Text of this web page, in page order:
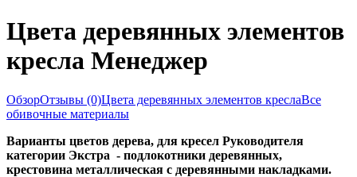
Цвета деревянных элементов
кресла Менеджер
ОбзорОтзывы (0)Цвета деревянных элементов креслаВсе
обивочные материалы
Варианты цветов дерева, для кресел Руководителя
категории Экстра - подлокотники деревянных,
крестовина металлическая с деревянными накладками.